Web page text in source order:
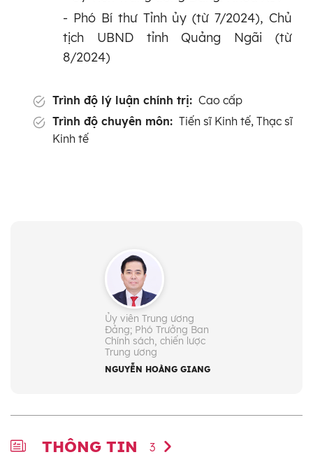
- Phó Bí thư Tỉnh ủy (từ 7/2024), Chủ
tịch UBND tỉnh Quảng Ngãi (từ
8/2024)
Trình độ lý luận chính trị: Cao cấp
Trình độ chuyên môn: Tiến sĩ Kinh tế, Thạc sĩ
Kinh tế
Ủy viên Trung ương
Đảng; Phó Trưởng Ban
Chính sách, chiến lược
Trung ương
NGUYỄN HOÀNG GIANG
THÔNG TIN 3